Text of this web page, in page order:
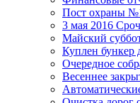
Пост охраны
3 мая 2016
Майский
Куплен бункер
Очередное
Весеннее